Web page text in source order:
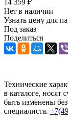
Нет в наличии
Узнать цену для
Под заказ
Поделиться
Технические
в каталоге, носят
быть изменены
специалиста.